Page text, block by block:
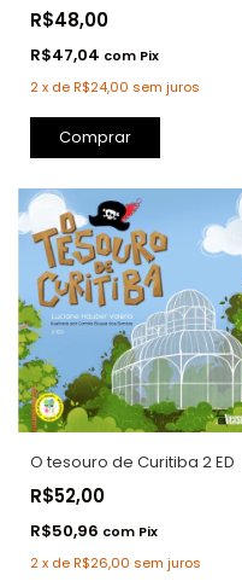
R$48,00
R$47,04 com Pix
2x deR$24,00 sem juros
Comprar
O tesouro de Curitiba 2 ED
R$52,00
R$50,96 com Pix
2x deR$26,00 sem juros